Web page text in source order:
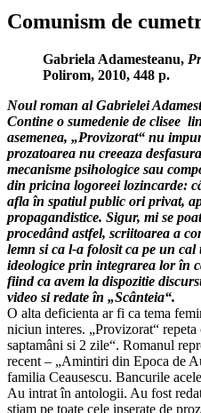
Comunism de
Gabriela Adamesteanu,
Polirom, 2010, 448 p.
Noul roman al Gabrielei
Contine o sumedenie de clisee
asemenea, „Provizorat“ nu
prozatoarea nu creeaza
mecanisme psihologice sau
din pricina logoreei lozincarde:
afla în spatiul public ori privat,
propagandistice. Sigur, mi se
procedând astfel, scriitoarea a
lemn si ca l-a folosit ca pe un
ideologice prin integrarea lor în
fiind ca avem la dispozitie
video si redate în „Scânteia“.
O alta deficienta ar fi ca tema
niciun interes. „Provizorat“
saptamâni si 2 zile“. Romanul
recent – „Amintiri din Epoca de
familia Ceausescu. Bancurile
Au intrat în antologii. Au fost
stiam pe toate cele inserate de